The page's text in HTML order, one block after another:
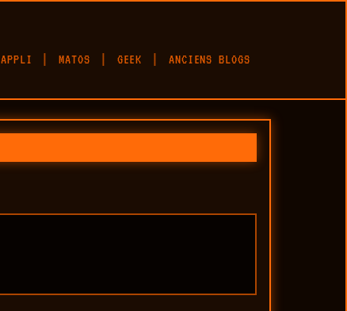
APPLI MATOS GEEK
ANCIENS BLOGS